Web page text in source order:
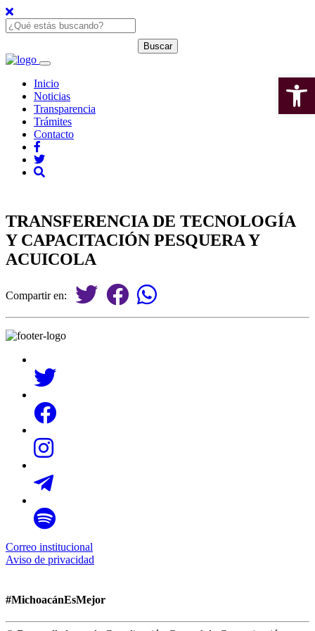
Inicio
Noticias
Transparencia
Trámites
Contacto
TRANSFERENCIA DE TECNOLOGÍA
Y CAPACITACIÓN PESQUERA Y
ACUICOLA
Compartir en:
Correo institucional
Aviso de privacidad
#MichoacánEsMejor